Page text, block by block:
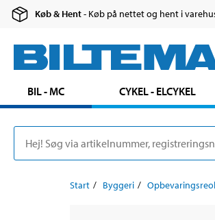
Køb & Hent- Køb på nettet og hent i
BIL - MC CYKEL - ELCYKEL
Start Byggeri